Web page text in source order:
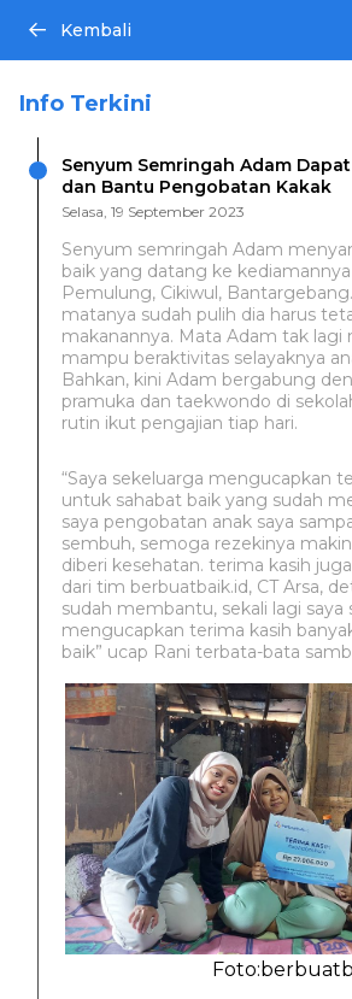
Kembali
Info Terkini
Senyum Semringah Adam
dan Bantu Pengobatan Kakak
Selasa, 19 September 2023
Senyum semringah Adam
baik yang datang ke
Pemulung, Cikiwul,
matanya sudah pulih dia harus
makanannya. Mata Adam tak lagi
mampu beraktivitas selayaknya
Bahkan, kini Adam bergabung
pramuka dan taekwondo di
rutin ikut pengajian tiap hari.
“Saya sekeluarga mengucapkan
untuk sahabat baik yang sudah
saya pengobatan anak saya
sembuh, semoga rezekinya
diberi kesehatan. terima kasih
dari tim berbuatbaik.id, CT Arsa,
sudah membantu, sekali lagi saya
mengucapkan terima kasih
baik” ucap Rani terbata-bata